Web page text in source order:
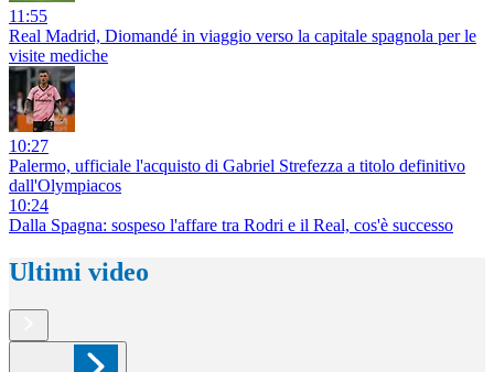
11:55
Real Madrid, Diomandé in viaggio verso la capitale spagnola per le
visite mediche
10:27
Palermo, ufficiale l'acquisto di Gabriel Strefezza a titolo definitivo
dall'Olympiacos
10:24
Dalla Spagna: sospeso l'affare tra Rodri e il Real, cos'è successo
Ultimi video